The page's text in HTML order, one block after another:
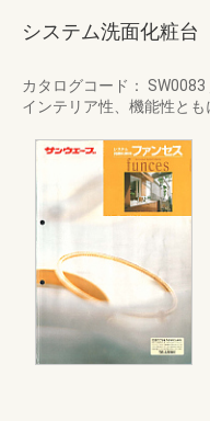
システム洗面化粧
カタログコード： SW0083
インテリア性、機能性とも